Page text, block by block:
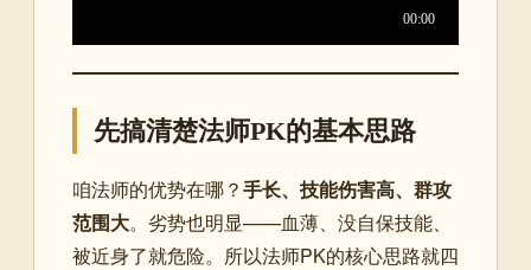
先搞清楚法师PK的基本思路
咱法师的优势在哪？手长、技能伤害高、群攻
范围大。劣势也明显——血薄、没自保技能、
被近身了就危险。所以法师PK的核心思路就四